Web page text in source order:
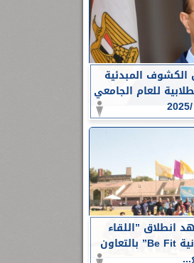
المبدئية
للعام الجامعي
انطلاق ”اللقاء
الرياضي للياقة البدنية Be Fit” بالتعاون